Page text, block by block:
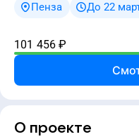
Пенза До 22
101 456 ₽
О проекте